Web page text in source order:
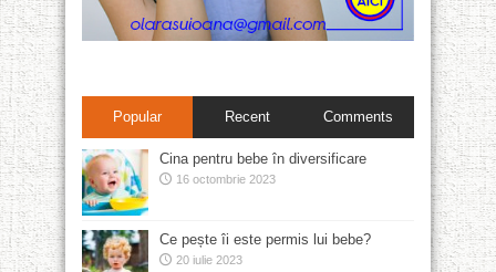
Popular Recent Comments
Cina pentru bebe în diversificare
16 octombrie 2023
Ce pește îi este permis lui bebe?
20 iulie 2023